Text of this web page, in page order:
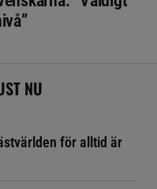
NU
för alltid är